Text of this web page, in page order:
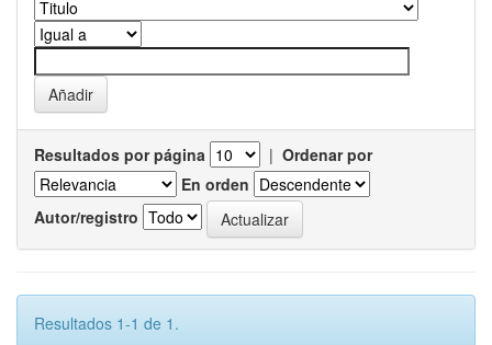
Resultados por página | Ordenar por
En orden
Autor/registro
Resultados 1-1 de 1.